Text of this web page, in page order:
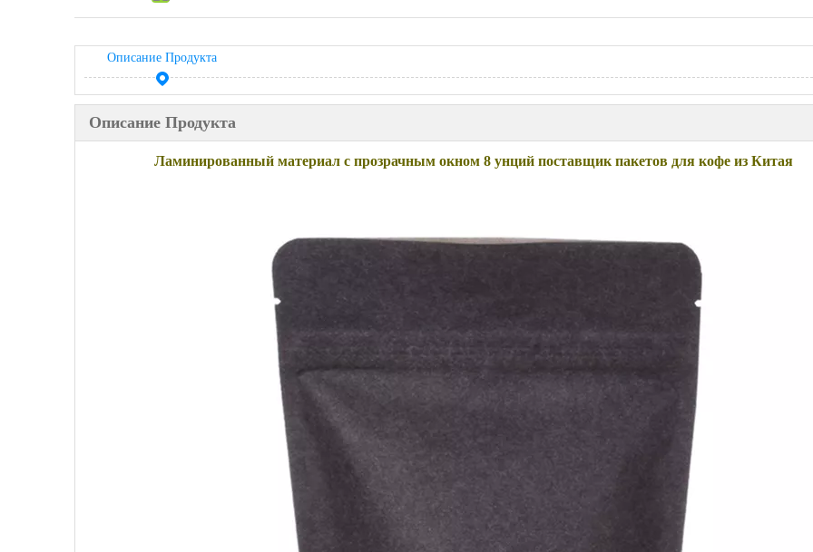
Описание Продукта
Описание Продукта
Ламинированный материал с прозрачным окном 8 унций поставщик пакетов для кофе из Китая